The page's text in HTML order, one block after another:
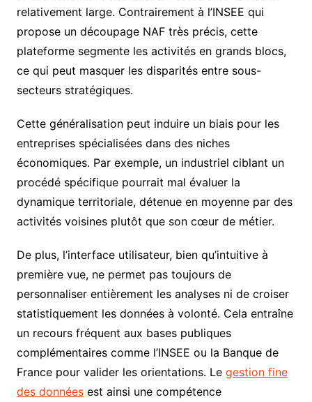
relativement large. Contrairement à l’INSEE qui
propose un découpage NAF très précis, cette
plateforme segmente les activités en grands blocs,
ce qui peut masquer les disparités entre sous-
secteurs stratégiques.
Cette généralisation peut induire un biais pour les
entreprises spécialisées dans des niches
économiques. Par exemple, un industriel ciblant un
procédé spécifique pourrait mal évaluer la
dynamique territoriale, détenue en moyenne par des
activités voisines plutôt que son cœur de métier.
De plus, l’interface utilisateur, bien qu’intuitive à
première vue, ne permet pas toujours de
personnaliser entièrement les analyses ni de croiser
statistiquement les données à volonté. Cela entraîne
un recours fréquent aux bases publiques
complémentaires comme l’INSEE ou la Banque de
France pour valider les orientations. Le gestion fine
des donnéesest ainsi une compétence